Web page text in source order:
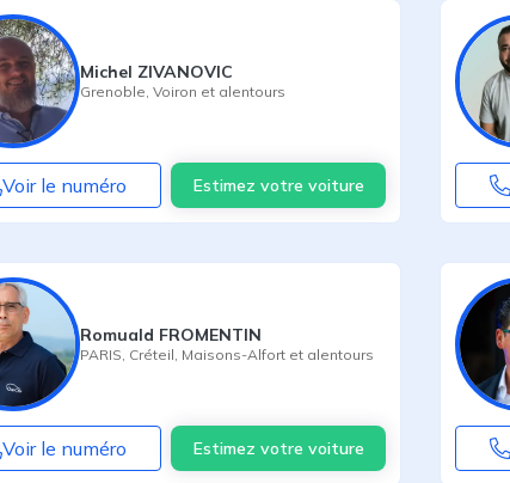
Michel ZIVANOVIC
Grenoble Voiron et alentours
Voir le numéro Estimez votre voiture
Romuald FROMENTIN
PARIS Créteil Maisons-Alfortet alentours
Voir le numéro Estimez votre voiture